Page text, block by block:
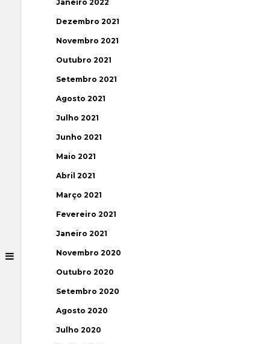
Janeiro 2022
Dezembro 2021
Novembro 2021
Outubro 2021
Setembro 2021
Agosto 2021
Julho 2021
Junho 2021
Maio 2021
Abril 2021
Março 2021
Fevereiro 2021
Janeiro 2021
Novembro 2020
Outubro 2020
Setembro 2020
Agosto 2020
Julho 2020